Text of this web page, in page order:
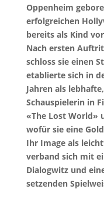
Oppenheim
erfolgreichen
bereits als Kind
Nach ersten
schloss sie einen
etablierte sich in
Jahren als
Schauspielerin in
«The Lost World»
wofür sie eine
Ihr Image als
verband sich mit
Dialogwitz und
setzenden